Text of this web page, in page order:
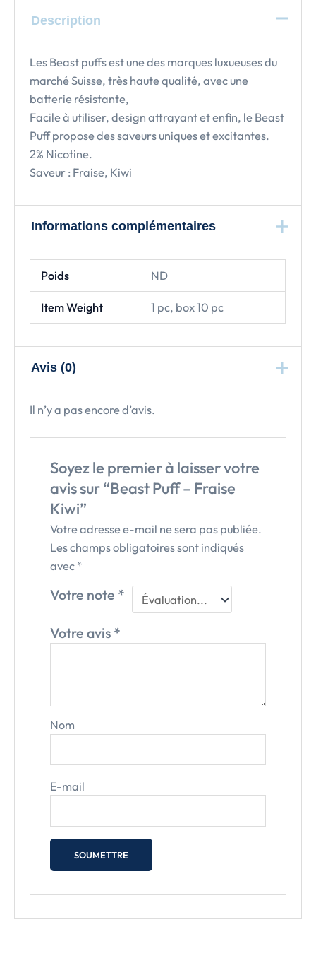
Description
Les Beast puffs est une des marques luxueuses du
marché Suisse, très haute qualité, avec une
batterie résistante,
Facile à utiliser, design attrayant et enfin, le Beast
Puff propose des saveurs uniques et excitantes.
2% Nicotine.
Saveur : Fraise, Kiwi
Informations complémentaires
Poids ND
Item Weight 1 pc, box 10 pc
Avis (0)
Il n’y a pas encore d’avis.
Soyez le premier à laisser votre
avis sur “Beast Puff – Fraise
Kiwi”
Votre adresse e-mail ne sera pas publiée.
Les champs obligatoires sont indiqués
avec *
Votre note *
Votre avis *
Nom
E-mail